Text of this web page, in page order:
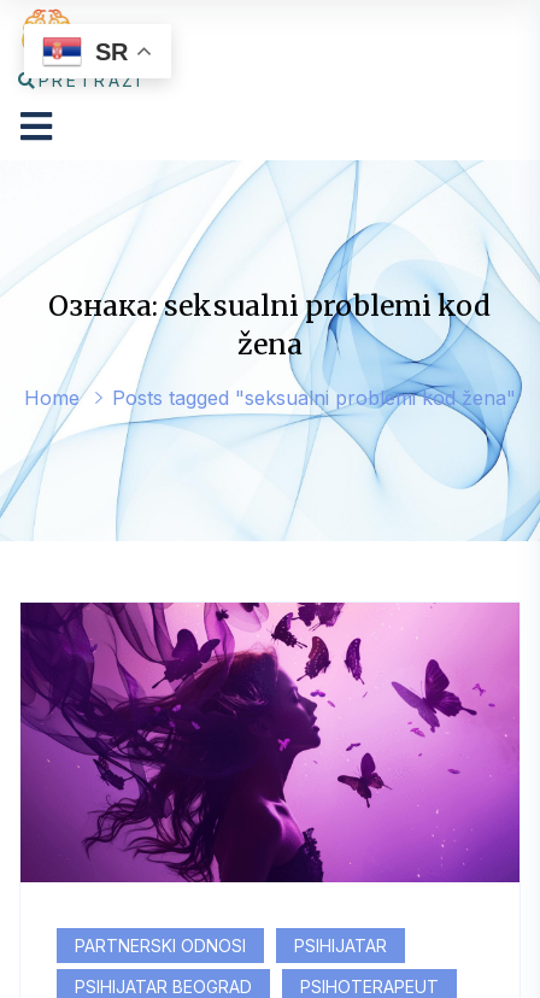
PRETRAŽI
Ознака: seksualni problemi kod
žena
Home Posts tagged "seksualni problemi kod žena"
PARTNERSKI ODNOSI
PSIHIJATAR
PSIHIJATAR BEOGRAD
PSIHOTERAPEUT
SR